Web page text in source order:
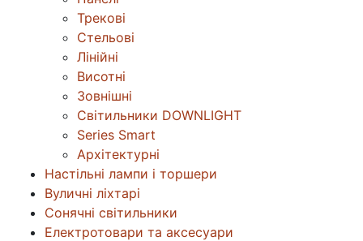
Трекові
Стельові
Лінійні
Висотні
Зовнішні
Світильники DOWNLIGHT
Series Smart
Архітектурні
Настільні лампи і торшери
Вуличні ліхтарі
Сонячні світильники
Електротовари та аксесуари